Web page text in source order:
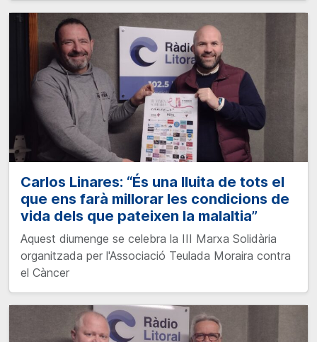
Carlos Linares: “És una lluita de tots el
que ens farà millorar les condicions de
vida dels que pateixen la malaltia”
Aquest diumenge se celebra la III Marxa Solidària
organitzada per l'Associació Teulada Moraira contra
el Càncer